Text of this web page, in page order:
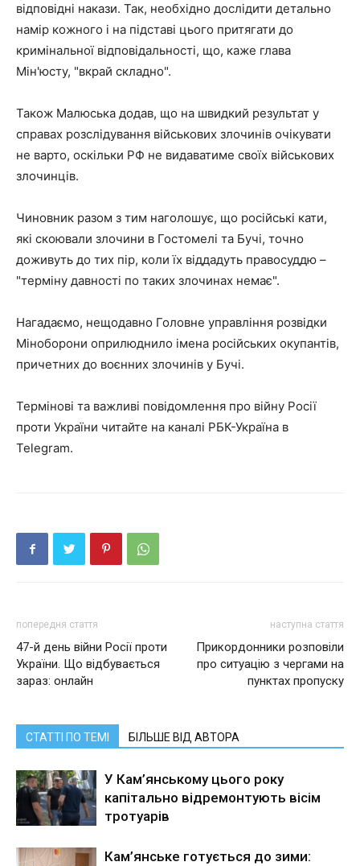
відповідні накази. Так, необхідно дослідити детально
намір кожного і на підставі цього притягати до
кримінальної відповідальності, що, каже глава
Мін'юсту, "вкрай складно".
Також Малюська додав, що на швидкий результат у
справах розслідування військових злочинів очікувати
не варто, оскільки РФ не видаватиме своїх військових
злочинців.
Чиновник разом з тим наголошує, що російські кати,
які скоювали злочини в Гостомелі та Бучі, точно
доживуть до тих пір, коли їх віддадуть правосуддю –
"терміну давності по таких злочинах немає".
Нагадаємо, нещодавно Головне управління розвідки
Міноборони оприлюднило імена російських окупантів,
причетних до воєнних злочинів у Бучі.
Термінові та важливі повідомлення про війну Росії
проти України читайте на каналі РБК-Україна в
Telegram.
попередня стаття
47-й день війни Росії проти
України. Що відбувається
зараз: онлайн
наступна стаття
Прикордонники розповіли
про ситуацію з чергами на
пунктах пропуску
СТАТТІ ПО ТЕМІ БІЛЬШЕ ВІД АВТОРА
У Кам’янському цього року
капітально відремонтують вісім
тротуарів
Кам’янське готується до зими: